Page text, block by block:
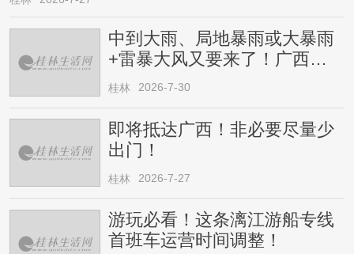
中到大雨、局地暴雨或大暴雨
+雷暴大风又要来了！广西人
请注意
桂林 2026-7-30
即将抵达广西！非必要尽量少
出门！
桂林 2026-7-27
游玩必看！这条漓江游船专线
首班车运营时间调整！